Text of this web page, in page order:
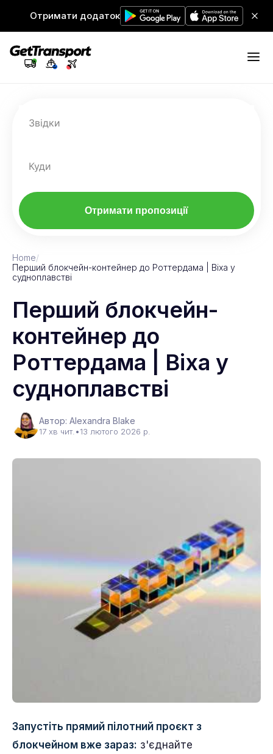
Отримати додаток
Звідки
Куди
Отримати пропозиції
Home/
Перший блокчейн-контейнер до Роттердама | Віха у
судноплавстві
Перший блокчейн-
контейнер до
Роттердама | Віха у
судноплавстві
Автор: Alexandra Blake
17 хв чит. •13 лютого 2026 р.
Запустіть прямий пілотний проєкт з
блокчейном вже зараз: з'єднайте